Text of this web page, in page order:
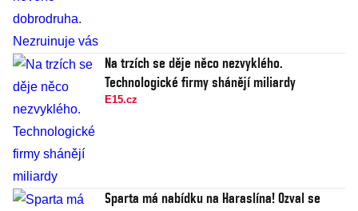
Na trzích se děje něco nezvyklého.
Technologické firmy shánějí miliardy
E15.cz
Sparta má nabídku na Haraslína! Ozval se